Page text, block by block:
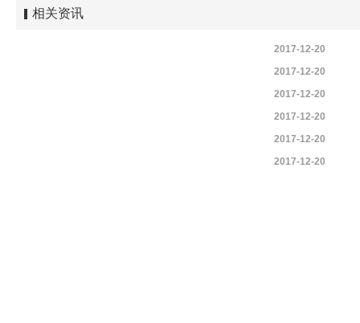
相关资讯
2017-12-20
2017-12-20
2017-12-20
2017-12-20
2017-12-20
2017-12-20